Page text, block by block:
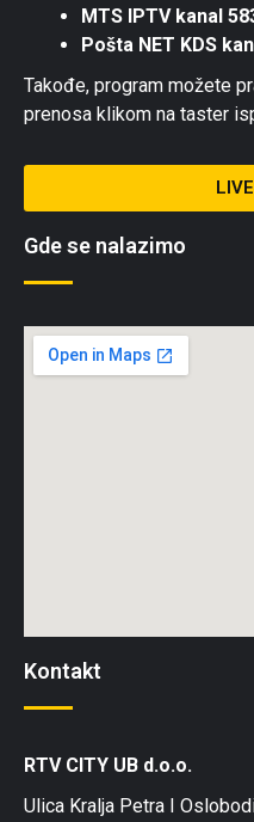
MTS IPTV kanal
Pošta NET KDS
Takođe, program možete
prenosa klikom na taster
Gde se nalazimo
Kontakt
RTV CITY UB d.o.o.
Ulica Kralja Petra I